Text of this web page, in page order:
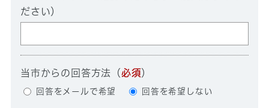
ださい）
当市からの回答方法 （必須）
回答をメールで希望 回答を希望しない